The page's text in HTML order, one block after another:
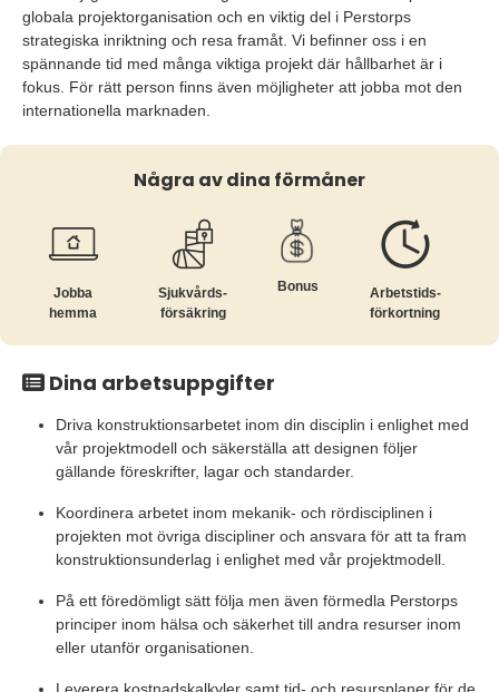
globala projektorganisation och en viktig del i Perstorps
strategiska inriktning och resa framåt. Vi befinner oss i en
spännande tid med många viktiga projekt där hållbarhet är i
fokus. För rätt person finns även möjligheter att jobba mot den
internationella marknaden.
Några av dina förmåner
Jobba
hemma
Sjukvårds­
försäkring
Bonus
Arbetstids­
förkortning
Dina arbetsuppgifter
Driva konstruktionsarbetet inom din disciplin i enlighet med
vår projektmodell och säkerställa att designen följer
gällande föreskrifter, lagar och standarder.
Koordinera arbetet inom mekanik- och rördisciplinen i
projekten mot övriga discipliner och ansvara för att ta fram
konstruktionsunderlag i enlighet med vår projektmodell.
På ett föredömligt sätt följa men även förmedla Perstorps
principer inom hälsa och säkerhet till andra resurser inom
eller utanför organisationen.